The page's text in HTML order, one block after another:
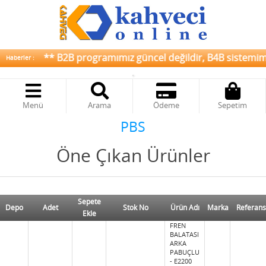
Haberler : ** B2B programımız güncel değildir, B4B
Menü Arama Ödeme Sepetim
PBS
Öne Çıkan Ürünler
Depo Adet
Sepete
Ekle
Stok No Ürün Adı Marka
FREN
BALATASI
ARKA
PABUÇLU
- E2200